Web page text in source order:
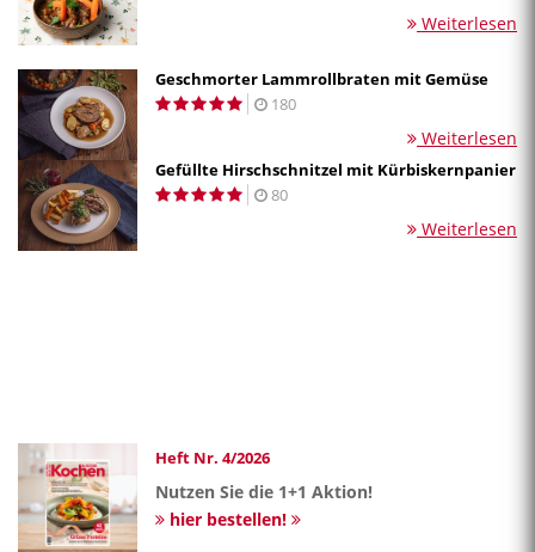
Weiterlesen
Geschmorter Lammrollbraten mit Gemüse
180
Weiterlesen
Gefüllte Hirschschnitzel mit Kürbiskernpanier
80
Weiterlesen
Heft Nr. 4/2026
Nutzen Sie die 1+1 Aktion!
hier bestellen!